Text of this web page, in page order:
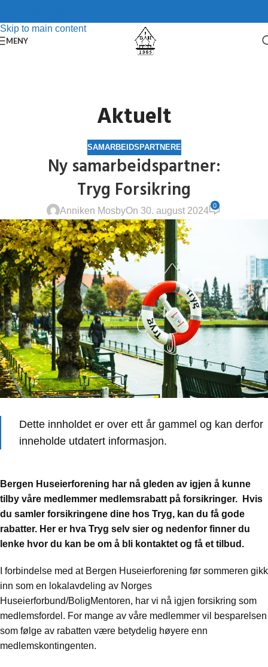
Skip to main content
MENY
Aktuelt
SAMARBEIDSPARTNERE
Ny samarbeidspartner:
Tryg Forsikring
Anniken MosbyOn 30. august 2024
0
Dette innholdet er over ett år gammel og kan derfor
inneholde utdatert informasjon.
Bergen Huseierforening har nå gleden av igjen å kunne
tilby våre medlemmer medlemsrabatt på forsikringer. Hvis
du samler forsikringene dine hos Tryg, kan du få gode
rabatter. Her er hva Tryg selv sier og nedenfor finner du
lenke hvor du kan be om å bli kontaktet og få et tilbud.
I forbindelse med at Bergen Huseierforening før sommeren gikk
inn som en lokalavdeling av Norges
Huseierforbund/BoligMentoren, har vi nå igjen forsikring som
medlemsfordel. For mange av våre medlemmer vil besparelsen
som følge av rabatten være betydelig høyere enn
medlemskontingenten.